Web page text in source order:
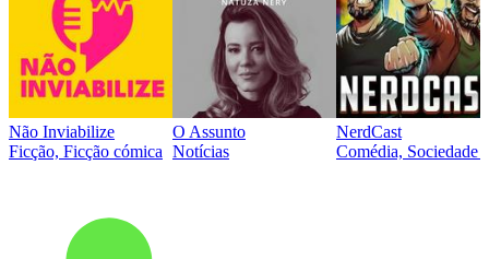
Não Inviabilize
Ficção, Ficção cómica
O Assunto
Notícias
NerdCast
Comédia, Sociedade